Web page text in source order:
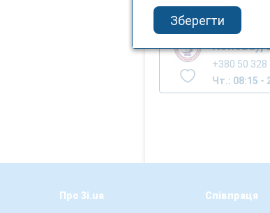
Конєва),
+380 50 328
Чт.: 08:15 -
Про 3i.ua Співпраця
Зберегти